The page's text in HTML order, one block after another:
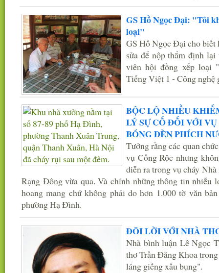
GS Hồ Ngọc Đại: "Tôi
loại"
GS Hồ Ngọc Đại cho biết
sửa để nộp thẩm định
viên hội đồng xếp loại
Tiếng Việt 1 - Công nghệ
BỘC LỘ NHIỀU
LÝ SỰ CỐ ĐỐI VỚI
BÓNG ĐÈN PHÍCH
Tưởng rằng các quan
vụ Cống Rộc nhưng
diễn ra trong vụ cháy
Rạng Đông vừa qua. Và chính những thông tin nhiễu
hoang mang chứ không phải do hơn 1.000 tờ văn
phường Hạ Đình.
ĐÔI LỜI VỚI NHÀ
Nhà bình luận Lê Ngọc
thơ Trần Đăng Khoa
láng giềng xấu bụng".